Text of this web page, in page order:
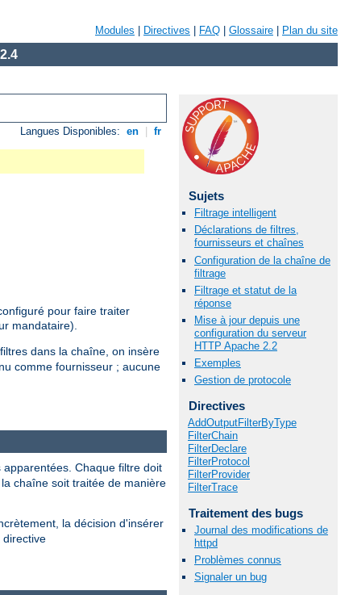
Modules Directives FAQ Glossaire Plan du site
Langues Disponibles: en fr
pour faire traiter
mandataire).
dans la chaîne, on insère
comme fournisseur ; aucune
Sujets
Filtrage intelligent
Déclarations de filtres,
fournisseurs et chaînes
Configuration de la chaîne de
filtrage
Filtrage et statut de la
réponse
Mise à jour depuis une
configuration du serveur
HTTP Apache 2.2
Exemples
Gestion de protocole
Directives
AddOutputFilterByType
FilterChain
FilterDeclare
FilterProtocol
FilterProvider
FilterTrace
Traitement des bugs
Journal des modifications de
httpd
Problèmes connus
Signaler un bug
apparentées. Chaque filtre doit
chaîne soit traitée de manière
la décision d'insérer
directive